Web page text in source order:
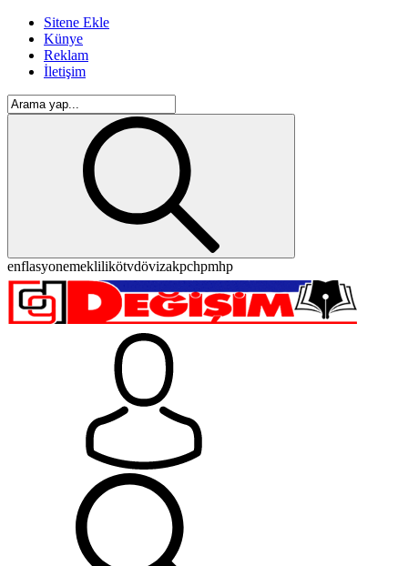
Sitene Ekle
Künye
Reklam
İletişim
enflasyonemeklilikötvdövizakpchpmhp